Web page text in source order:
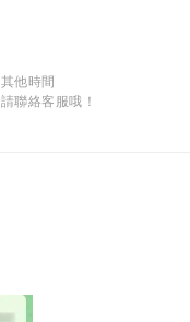
其他時間
請聯絡客服哦！